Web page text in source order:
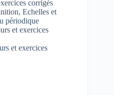
corrigés
Echelles et
périodique
et exercices
et exercices